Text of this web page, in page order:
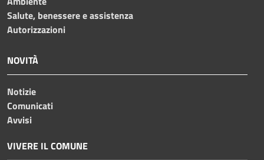
Salute, benessere e assistenza
Autorizzazioni
NOVITÀ
Notizie
Comunicati
Avvisi
VIVERE IL COMUNE